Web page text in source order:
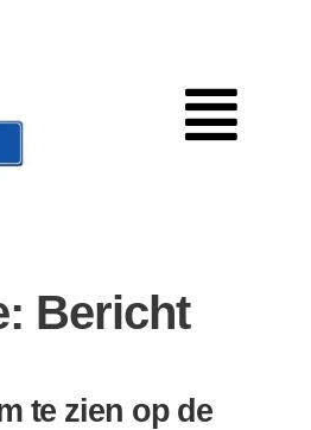
Bericht
te zien op de